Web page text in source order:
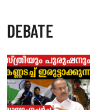
DEBATE